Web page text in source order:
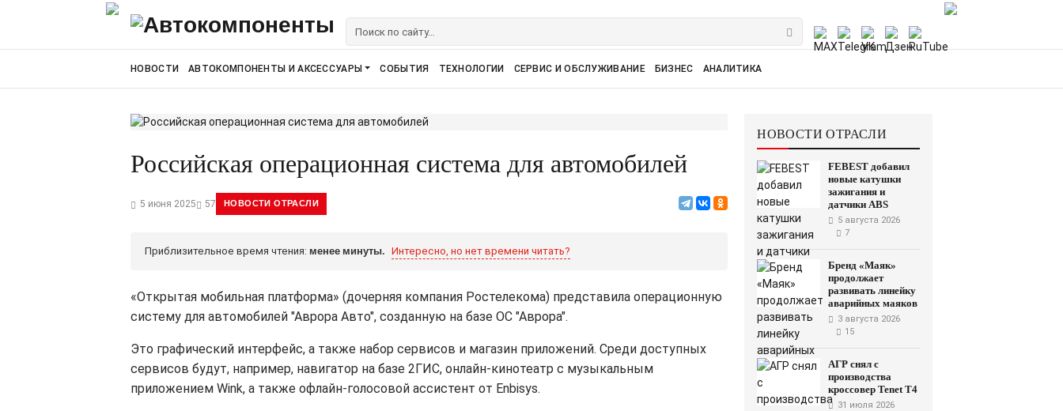
НОВОСТИ АВТОКОМПОНЕНТЫ И АКСЕССУАРЫ СОБЫТИЯ ТЕХНОЛОГИИ СЕРВИС И ОБСЛУЖИВАНИЕ БИЗНЕС АНАЛИТИКА
Российская операционная система для автомобилей
5 июня 2025 57 НОВОСТИ ОТРАСЛИ
Приблизительное время чтения: менее минуты. Интересно, но нет времени читать?
«Открытая мобильная платформа» (дочерняя компания Ростелекома) представила операционную
систему для автомобилей "Аврора Авто", созданную на базе ОС "Аврора".
Это графический интерфейс, а также набор сервисов и магазин приложений. Среди доступных
сервисов будут, например, навигатор на базе 2ГИС, онлайн-кинотеатр с музыкальным
приложением Wink, а также офлайн-голосовой ассистент от Enbisys.
НОВОСТИ ОТРАСЛИ
FEBEST добавил
новые катушки
зажигания и
датчики ABS
5 августа 2026
7
Бренд «Маяк»
продолжает
развивать линейку
аварийных маяков
3 августа 2026
15
АГР снял с
производства
кроссовер Tenet T4
31 июля 2026